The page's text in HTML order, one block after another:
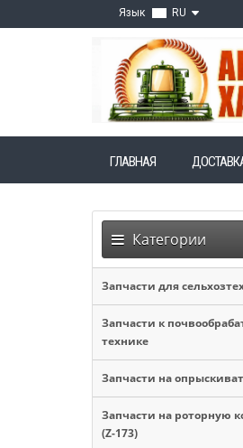
Язык RU
ГЛАВНАЯ
Категории
Запчасти для
Запчасти к
технике
Запчасти на
Запчасти на роторную
(Z-173)